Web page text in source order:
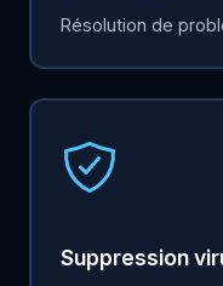
Résolution de
Suppression